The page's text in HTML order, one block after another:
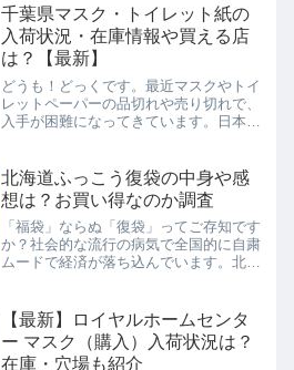
が増えておりその対策として食料品など
を「復袋」として通販し販...
千葉県マスク・トイレット紙の
入荷状況・在庫情報や買える店
は？【最新】
どうも！どっくです。最近マスクやトイ
レットペーパーの品切れや売り切れで、
入手が困難になってきています。日本に
なのでしょうが、これからインフルエン
ザや花粉などでマスクが必...
北海道ふっこう復袋の中身や感
想は？お買い得なのか調査
「福袋」ならぬ「復袋」ってご存知です
か？社会的な流行の病気で全国的に自粛
ムードで経済が落ち込んでいます。北海
通販で販売しているそうです。今回は、
北海道ふっこう復袋の中身...
【最新】ロイヤルホームセンタ
ー マスク（購入）入荷状況は？
在庫・穴場も紹介